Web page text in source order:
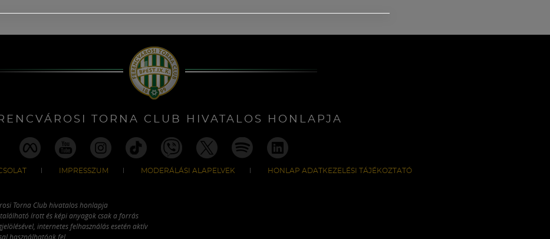
TORNA CLUB HIVATALOS HONLAPJA
IMPRESSZUM MODERÁLÁSI ALAPELVEK HONLAP ADATKEZELÉSI TÁJÉKOZTATÓ
Torna Club hivatalos honlapja
írott és képi anyagok csak a forrás
internetes felhasználás esetén aktív
használhatóak fel.